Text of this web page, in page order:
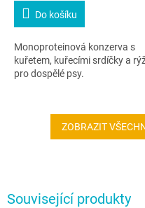
Související produkty
Do košíku
Monoproteinová konzerva s
kuřetem, kuřecími srdíčky a
pro dospělé psy.
ZOBRAZIT